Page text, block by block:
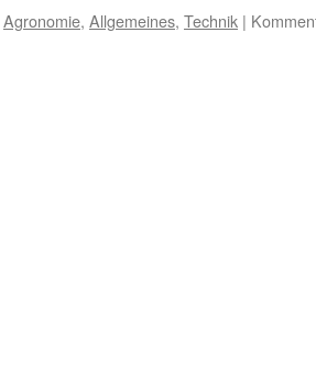
Agronomie, Allgemeines, Technik |